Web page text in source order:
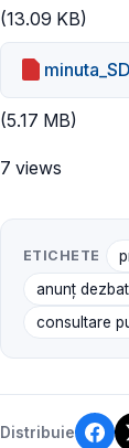
(13.09 KB)
(5.17 MB)
7 views
ETICHETE
anunț
consultare
Distribuie